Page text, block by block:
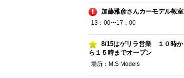
加藤雅彦さんカーモデル教室
13：00〜17：00
8/15はゲリラ営業 １０時か
ら１５時までオープン
場所：M.S Models